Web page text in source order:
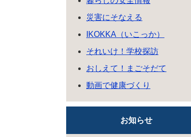
災害にそなえる
IKOKKA（いこっか）
それいけ！学校探訪
おしえて！まごそだて
動画で健康づくり
お知らせ